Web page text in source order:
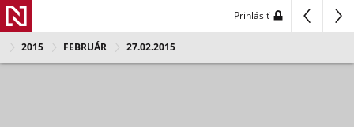
Prihlásiť
2015 FEBRUÁR 27.02.2015